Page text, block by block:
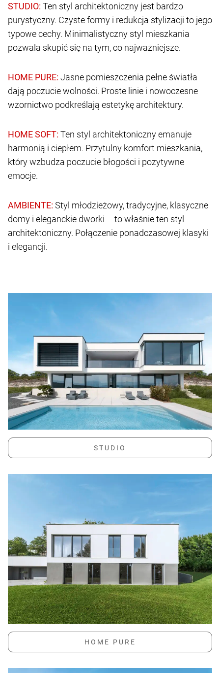
Ten styl architektoniczny jest bardzo
purystyczny. Czyste formy i redukcja stylizacji to jego
typowe cechy. Minimalistyczny styl mieszkania
pozwala skupić się na tym, co najważniejsze.
Jasne pomieszczenia pełne światła
dają poczucie wolności. Proste linie i nowoczesne
wzornictwo podkreślają estetykę architektury.
Ten styl architektoniczny emanuje
harmonią i ciepłem. Przytulny komfort mieszkania,
który wzbudza poczucie błogości i pozytywne
emocje.
Styl młodzieżowy, tradycyjne, klasyczne
domy i eleganckie dworki – to właśnie ten styl
architektoniczny. Połączenie ponadczasowej klasyki
i elegancji.